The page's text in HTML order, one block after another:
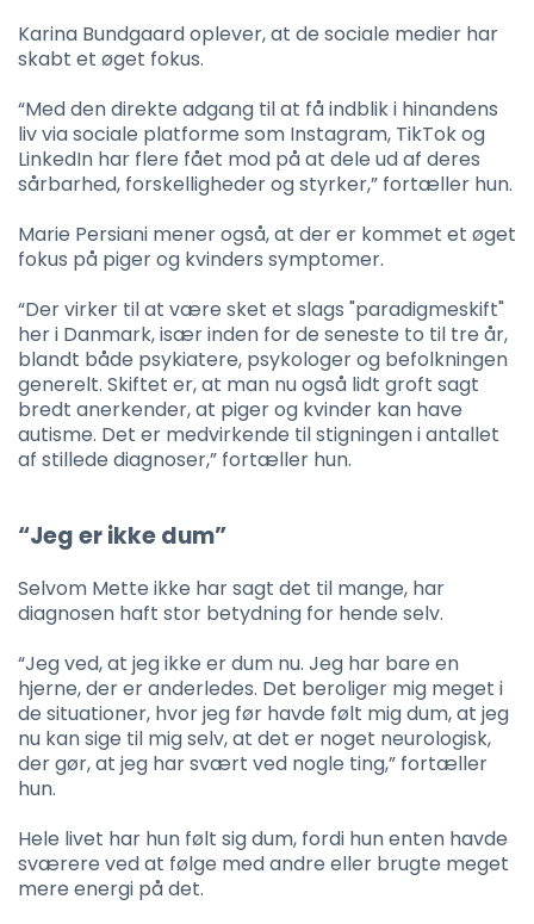
Karina Bundgaard oplever, at de sociale medier har
skabt et øget fokus.
“Med den direkte adgang til at få indblik i hinandens
liv via sociale platforme som Instagram, TikTok og
LinkedIn har flere fået mod på at dele ud af deres
sårbarhed, forskelligheder og styrker,” fortæller hun.
Marie Persiani mener også, at der er kommet et øget
fokus på piger og kvinders symptomer.
“Der virker til at være sket et slags "paradigmeskift"
her i Danmark, især inden for de seneste to til tre år,
blandt både psykiatere, psykologer og befolkningen
generelt. Skiftet er, at man nu også lidt groft sagt
bredt anerkender, at piger og kvinder kan have
autisme. Det er medvirkende til stigningen i antallet
af stillede diagnoser,” fortæller hun.
“Jeg er ikke dum”
Selvom Mette ikke har sagt det til mange, har
diagnosen haft stor betydning for hende selv.
“Jeg ved, at jeg ikke er dum nu. Jeg har bare en
hjerne, der er anderledes. Det beroliger mig meget i
de situationer, hvor jeg før havde følt mig dum, at jeg
nu kan sige til mig selv, at det er noget neurologisk,
der gør, at jeg har svært ved nogle ting,” fortæller
hun.
Hele livet har hun følt sig dum, fordi hun enten havde
sværere ved at følge med andre eller brugte meget
mere energi på det.